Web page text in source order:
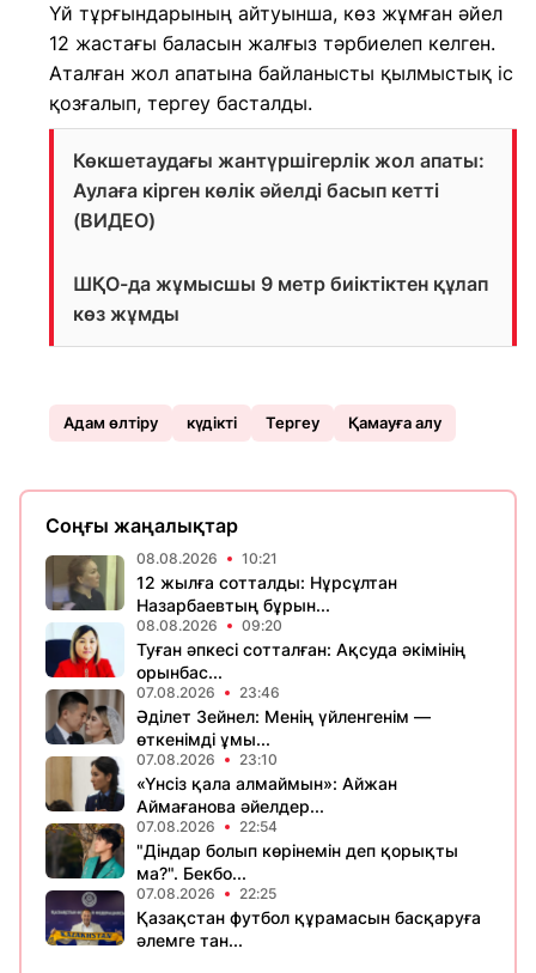
Үй тұрғындарының айтуынша, көз жұмған әйел
12 жастағы баласын жалғыз тәрбиелеп келген.
Аталған жол апатына байланысты қылмыстық іс
қозғалып, тергеу басталды.
Көкшетаудағы жантүршігерлік жол апаты:
Аулаға кірген көлік әйелді басып кетті
(ВИДЕО)
ШҚО-да жұмысшы 9 метр биіктіктен құлап
көз жұмды
Адам өлтіру күдікті Тергеу Қамауға алу
Соңғы жаңалықтар
08.08.2026 10:21
12 жылға сотталды: Нұрсұлтан
Назарбаевтың бұрын...
08.08.2026 09:20
Туған әпкесі сотталған: Ақсуда әкімінің
орынбас...
07.08.2026 23:46
Әділет Зейнел: Менің үйленгенім —
өткенімді ұмы...
07.08.2026 23:10
«Үнсіз қала алмаймын»: Айжан
Аймағанова әйелдер...
07.08.2026 22:54
"Діндар болып көрінемін деп қорықты
ма?". Бекбо...
07.08.2026 22:25
Қазақстан футбол құрамасын басқаруға
әлемге тан...